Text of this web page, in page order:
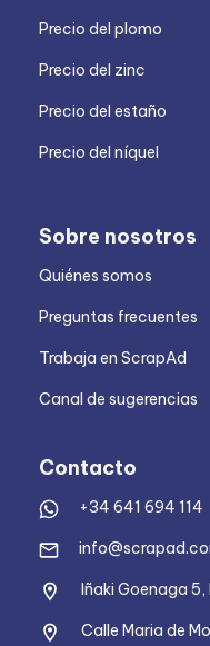
Precio del plomo
Precio del zinc
Precio del estaño
Precio del níquel
Sobre nosotros
Quiénes somos
Preguntas frecuentes
Trabaja en ScrapAd
Canal de sugerencias
Contacto
+34 641 694 114
Iñaki Goenaga
Calle Maria de